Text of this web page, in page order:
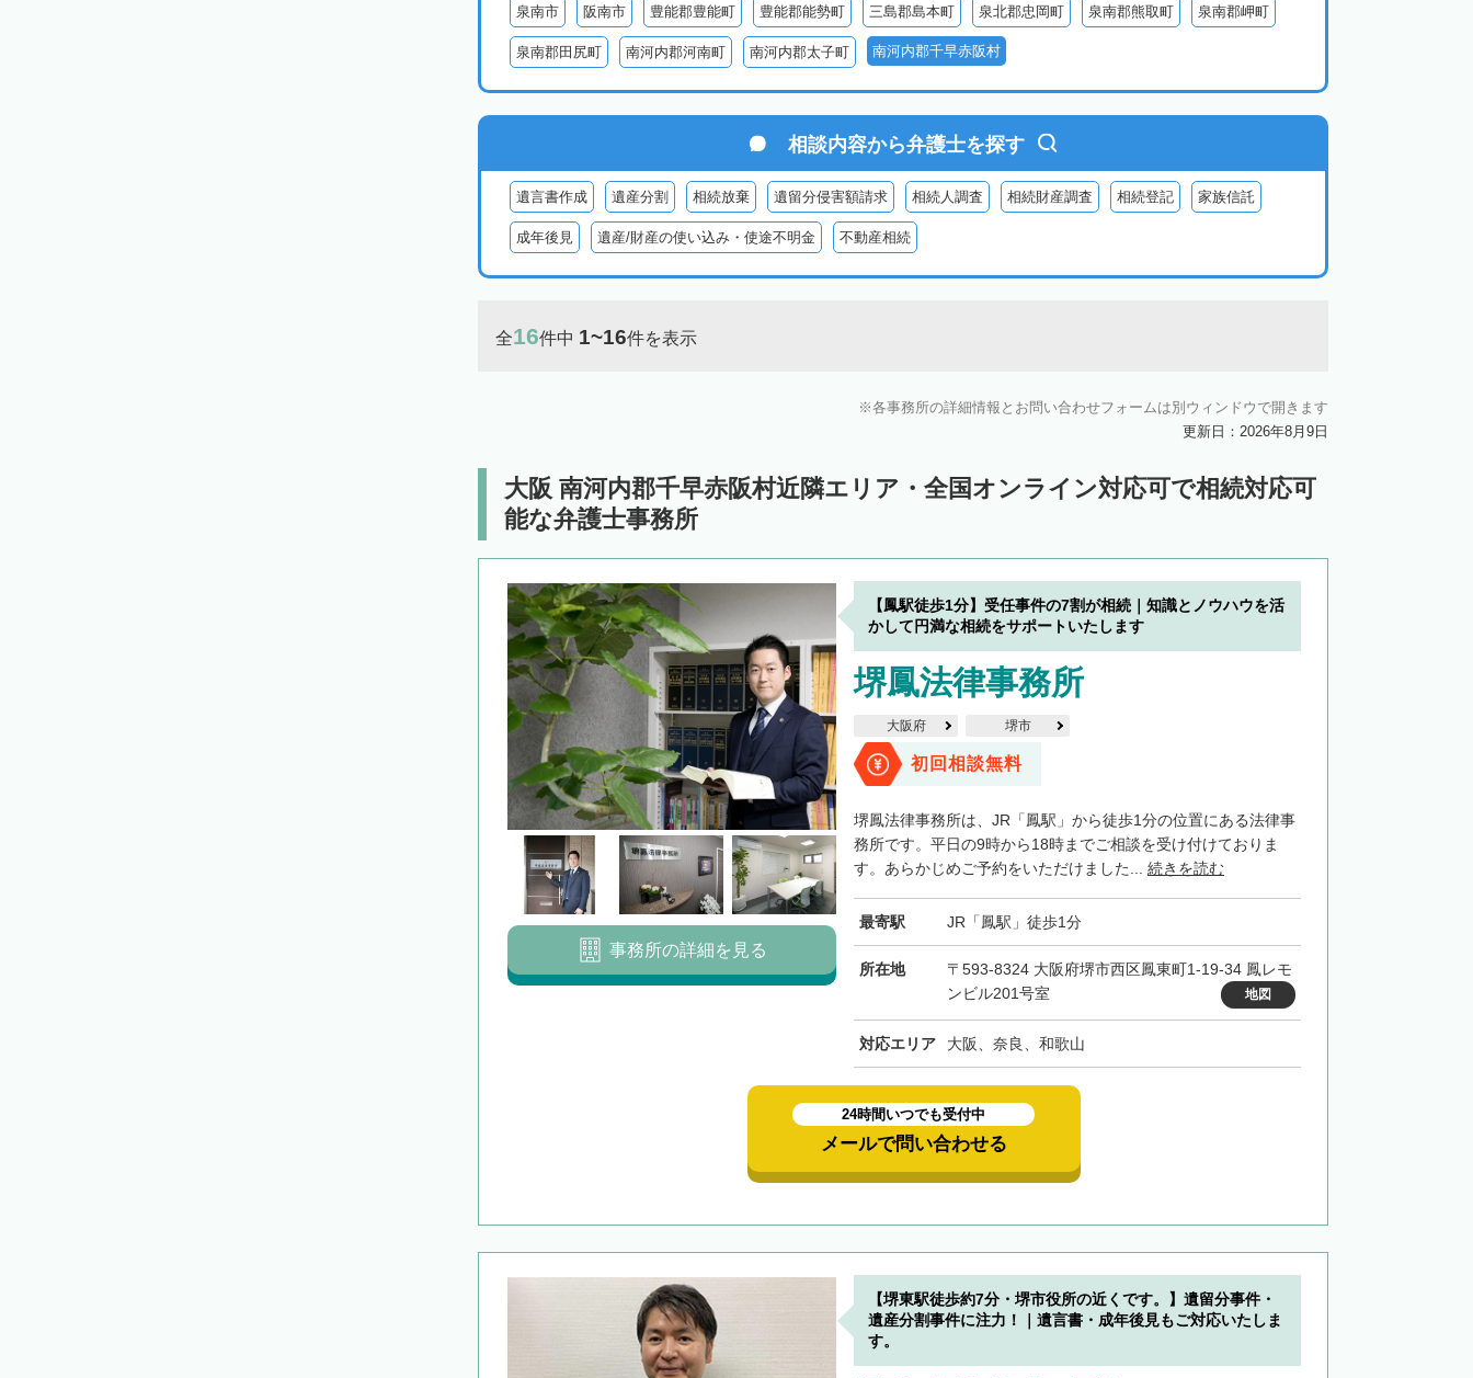
泉南市 阪南市 豊能郡豊能町 豊能郡能勢町 三島郡島本町 泉北郡忠岡町 泉南郡熊取町 泉南郡岬町
泉南郡田尻町 南河内郡河南町 南河内郡太子町 南河内郡千早赤阪村
相談内容から弁護士を探す
遺言書作成 遺産分割 相続放棄 遺留分侵害額請求 相続人調査 相続財産調査 相続登記 家族信託
成年後見 遺産/財産の使い込み・使途不明金 不動産相続
全16件中 1~16件を表示
各事務所の詳細情報とお問い合わせフォームは別ウィンドウで開きます
更新日：2026年8月9日
大阪 南河内郡千早赤阪村近隣エリア・全国オンライン対応可で相続対応可
能な弁護士事務所
【鳳駅徒歩1分】受任事件の7割が相続｜知識とノウハウを活
かして円満な相続をサポートいたします
堺鳳法律事務所
大阪府 堺市
初回相談無料
堺鳳法律事務所は、JR「鳳駅」から徒歩1分の位置にある法律事
務所です。平日の9時から18時までご相談を受け付けておりま
す。あらかじめご予約をいただけました... 続きを読む
最寄駅 JR「鳳駅」徒歩1分
所在地
〒593-8324 大阪府堺市西区鳳東町1-19-34 鳳レモ
ンビル201号室
地図
対応エリア 大阪、奈良、和歌山
事務所の詳細を見る
24時間いつでも受付中
メールで問い合わせる
【堺東駅徒歩約7分・堺市役所の近くです。】遺留分事件・
遺産分割事件に注力！｜遺言書・成年後見もご対応いたしま
す。